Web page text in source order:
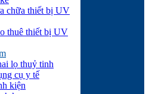
chữa thiết bị UV
thuê thiết bị UV
lọ thuỷ tinh
cụ y tế
kiện